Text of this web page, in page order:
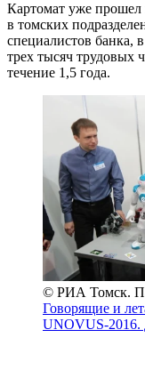
Картомат уже прошел
в томских
специалистов банка,
трех тысяч трудовых
течение 1,5 года.
© РИА Томск.
Говорящие и
UNOVUS-2016.